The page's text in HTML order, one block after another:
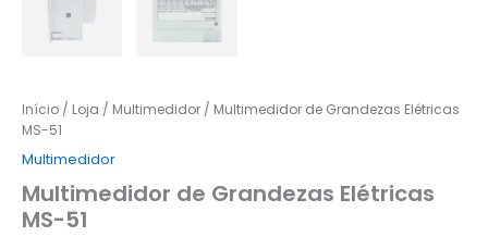
Início / Loja / Multimedidor / Multimedidor de Grandezas Elétricas
MS-51
Multimedidor
Multimedidor de Grandezas Elétricas
MS-51